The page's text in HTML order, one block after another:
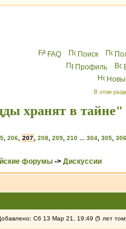
FAQ Поиск
Профиль
В этом
хранят в
206 207 208 209 210 304 305 306
форумы -> Дискуссии
Сб 13 Мар 21, 19:49 (5 лет